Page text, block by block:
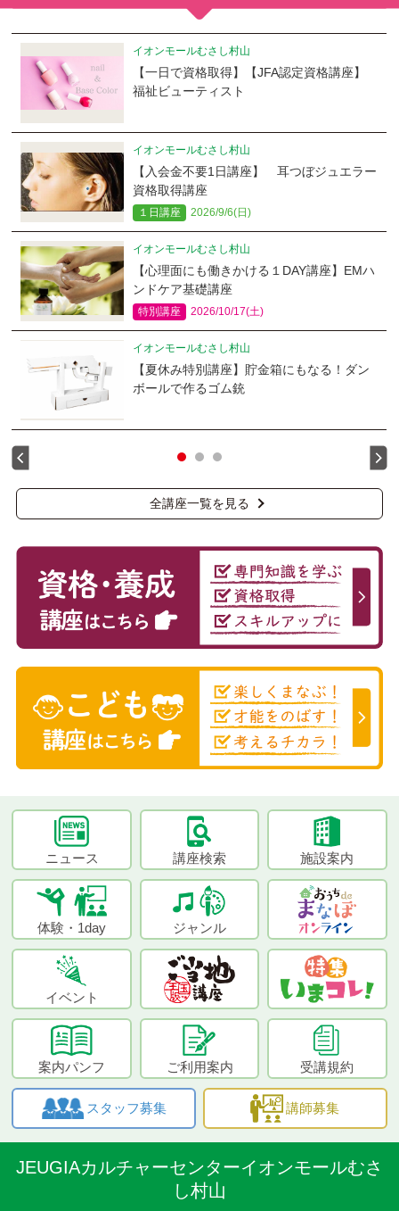
イオンモールむさし村山
【一日で資格取得】【JFA認定資格講座】
福祉ビューティスト
イオンモールむさし村山
【入会金不要1日講座】 耳つぼジュエラー
資格取得講座
１日講座 2026/9/6(日)
イオンモールむさし村山
【心理面にも働きかける１DAY講座】EMハ
ンドケア基礎講座
特別講座 2026/10/17(土)
イオンモールむさし村山
【夏休み特別講座】貯金箱にもなる！ダン
ボールで作るゴム銃
全講座一覧を見る
ニュース 講座検索 施設案内
体験・1day ジャンル
イベント
案内パンフ ご利用案内 受講規約
スタッフ募集 講師募集
JEUGIAカルチャーセンターイオンモールむさ
し村山